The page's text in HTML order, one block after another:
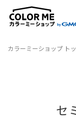
カラーミーショップ ト
セ